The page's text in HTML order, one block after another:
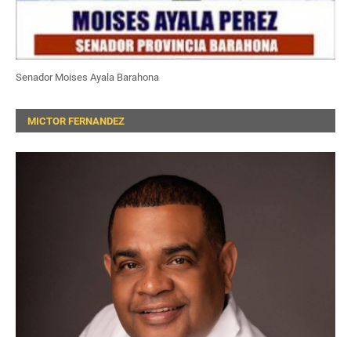
Senador Moises Ayala Barahona
MICTOR FERNANDEZ